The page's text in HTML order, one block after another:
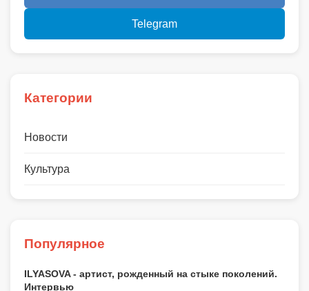
Telegram
Категории
Новости
Культура
Популярное
ILYASOVA - артист, рожденный на стыке поколений.
Интервью